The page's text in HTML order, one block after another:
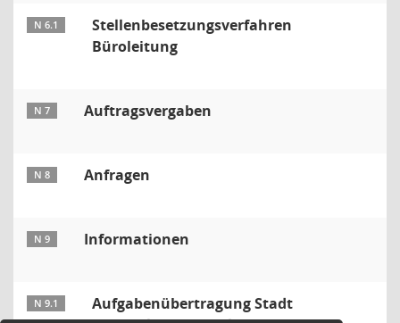
N 6.1
Stellenbesetzungsverfahren
Büroleitung
N 7 Auftragsvergaben
N 8 Anfragen
N 9 Informationen
N 9.1
Aufgabenübertragung Stadt